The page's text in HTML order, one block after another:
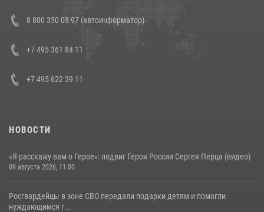
Состоялась рабочая встреча директора Росгвардии Героя России
генерала армии Виктора Золотова с заместителем полномочного
представителя Президента Российской Федерации в Северо-
Кавказском федеральном округе Виталием Кузнецовым
8 800 350 08 97 (автоинформатор)
+7 495 361 84 11
+7 495 622 39 11
НОВОСТИ
«Я расскажу вам о Герое»: подвиг Героя России Сергея Перца (видео)
09 августа 2026, 11:00
Росгвардейцы в зоне СВО передали подарки детям и помогли
нуждающимся г...